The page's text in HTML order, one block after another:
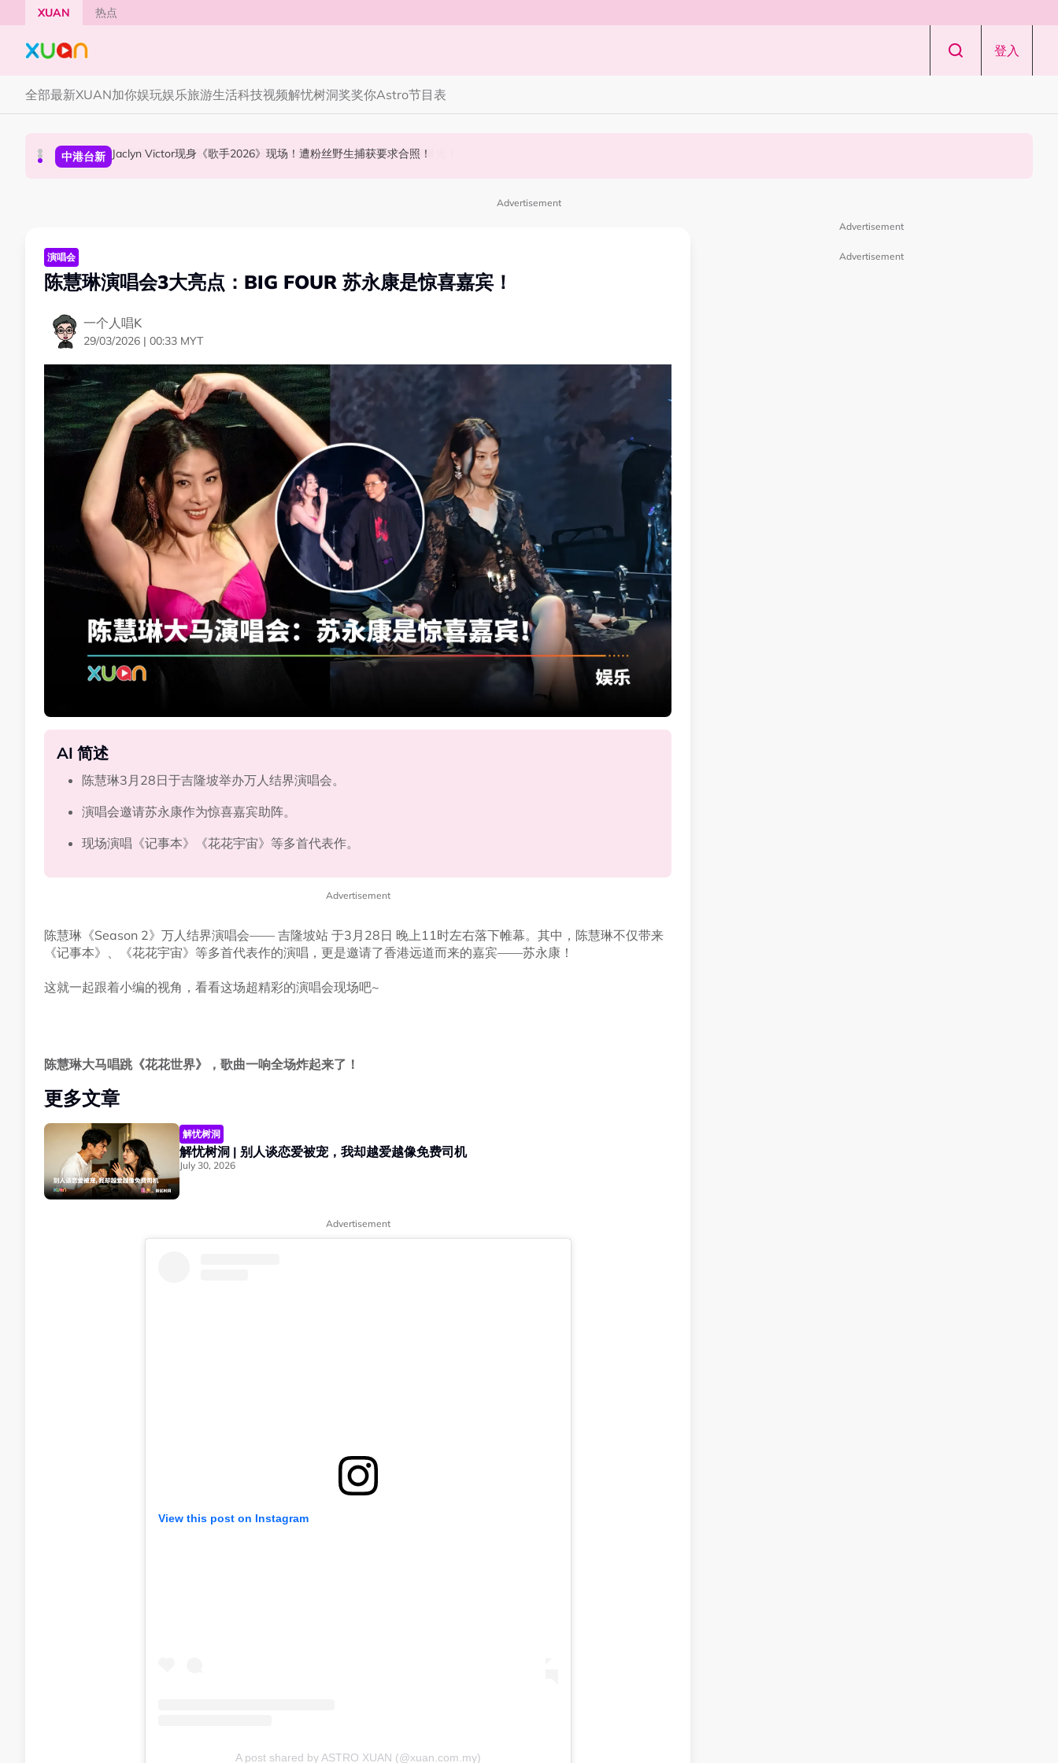
Skip to main content
XUAN 热点
登入
全部最新XUAN加你娱玩娱乐旅游生活科技视频解忧树洞奖奖你Astro节目表
国际星闻 YG大楼遭女粉持高尔夫球杆猛砸！BLACKPINK 10周年最新进展曝光！
中港台新 Jaclyn Victor现身《歌手2026》现场！遭粉丝野生捕获要求合照！
中港台新 中国《歌手2026》 “歌王之战” 成绩出炉！胡彦斌夺得歌王宝座！
Advertisement
演唱会
陈慧琳演唱会3大亮点：BIG FOUR 苏永康是惊喜嘉宾！
一个人唱K
29/03/2026 | 00:33 MYT
AI 简述
陈慧琳3月28日于吉隆坡举办万人结界演唱会。
演唱会邀请苏永康作为惊喜嘉宾助阵。
现场演唱《记事本》《花花宇宙》等多首代表作。
Advertisement
陈慧琳《Season 2》万人结界演唱会—— 吉隆坡站 于3月28日 晚上11时左右落下帷幕。其中，陈慧琳不仅带来
《记事本》、《花花宇宙》等多首代表作的演唱，更是邀请了香港远道而来的嘉宾——苏永康！
这就一起跟着小编的视角，看看这场超精彩的演唱会现场吧~
陈慧琳大马唱跳《花花世界》，歌曲一响全场炸起来了！
更多文章
解忧树洞
解忧树洞 | 别人谈恋爱被宠，我却越爱越像免费司机
July 30, 2026
Advertisement
View this post on Instagram
A post shared by ASTRO XUAN (@xuan.com.my)
Advertisement
Advertisement